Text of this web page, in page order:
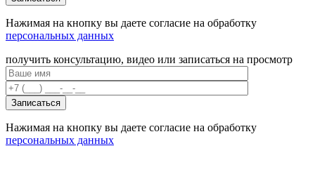
Нажимая на кнопку вы даете согласие на обработку
персональных данных
получить консультацию, видео или записаться на просмотр
Нажимая на кнопку вы даете согласие на обработку
персональных данных